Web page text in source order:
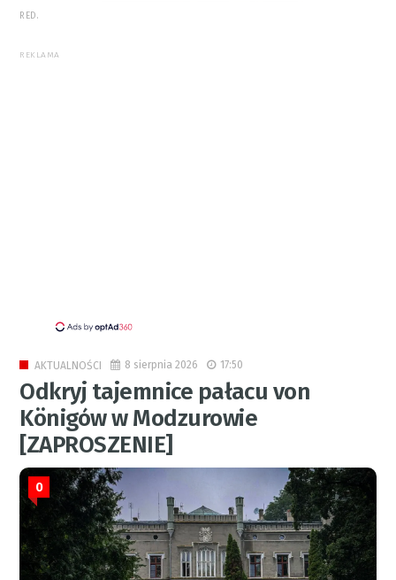
RED.
REKLAMA
AKTUALNOŚCI 8 sierpnia 2026 17:50
Odkryj tajemnice pałacu von
Königów w Modzurowie
[ZAPROSZENIE]
0